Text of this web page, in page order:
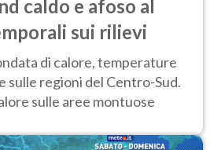
caldo e afoso al
sui rilievi
di calore, temperature
sulle regioni del Centro-Sud.
sulle aree montuose